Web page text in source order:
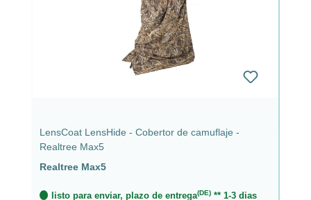
LensCoat LensHide - Cobertor de camuflaje -
Realtree Max5
Realtree Max5
listo para enviar, plazo de entrega(DE) ** 1-3 dias